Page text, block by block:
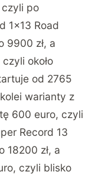
czyli po
1×13 Road
9900 zł, a
około
od 2765
warianty z
600 euro, czyli
Record 13
18200 zł, a
czyli blisko